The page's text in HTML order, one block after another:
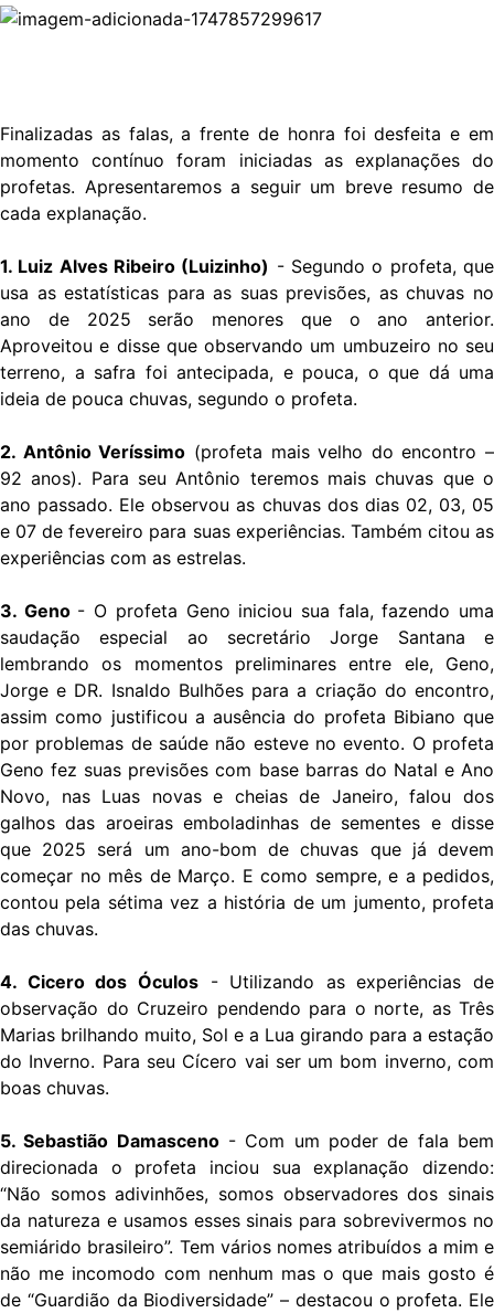
Finalizadas as falas, a frente de honra foi desfeita e em
momento contínuo foram iniciadas as explanações do
profetas. Apresentaremos a seguir um breve resumo de
cada explanação.
1. Luiz Alves Ribeiro (Luizinho) - Segundo o profeta, que
usa as estatísticas para as suas previsões, as chuvas no
ano de 2025 serão menores que o ano anterior.
Aproveitou e disse que observando um umbuzeiro no seu
terreno, a safra foi antecipada, e pouca, o que dá uma
ideia de pouca chuvas, segundo o profeta.
2. Antônio Veríssimo (profeta mais velho do encontro –
92 anos). Para seu Antônio teremos mais chuvas que o
ano passado. Ele observou as chuvas dos dias 02, 03, 05
e 07 de fevereiro para suas experiências. Também citou as
experiências com as estrelas.
3. Geno - O profeta Geno iniciou sua fala, fazendo uma
saudação especial ao secretário Jorge Santana e
lembrando os momentos preliminares entre ele, Geno,
Jorge e DR. Isnaldo Bulhões para a criação do encontro,
assim como justificou a ausência do profeta Bibiano que
por problemas de saúde não esteve no evento. O profeta
Geno fez suas previsões com base barras do Natal e Ano
Novo, nas Luas novas e cheias de Janeiro, falou dos
galhos das aroeiras emboladinhas de sementes e disse
que 2025 será um ano-bom de chuvas que já devem
começar no mês de Março. E como sempre, e a pedidos,
contou pela sétima vez a história de um jumento, profeta
das chuvas.
4. Cicero dos Óculos- Utilizando as experiências de
observação do Cruzeiro pendendo para o norte, as Três
Marias brilhando muito, Sol e a Lua girando para a estação
do Inverno. Para seu Cícero vai ser um bom inverno, com
boas chuvas.
5. Sebastião Damasceno- Com um poder de fala bem
direcionada o profeta inciou sua explanação dizendo:
“Não somos adivinhões, somos observadores dos sinais
da natureza e usamos esses sinais para sobrevivermos no
semiárido brasileiro”. Tem vários nomes atribuídos a mim e
não me incomodo com nenhum mas o que mais gosto é
de “Guardião da Biodiversidade” – destacou o profeta. Ele